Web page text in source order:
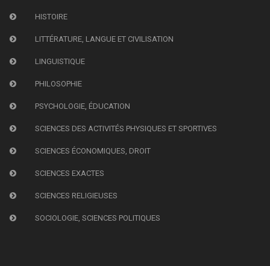
HISTOIRE
LITTÉRATURE, LANGUE ET CIVILISATION
LINGUISTIQUE
PHILOSOPHIE
PSYCHOLOGIE, ÉDUCATION
SCIENCES DES ACTIVITÉS PHYSIQUES ET SPORTIVES
SCIENCES ÉCONOMIQUES, DROIT
SCIENCES EXACTES
SCIENCES RELIGIEUSES
SOCIOLOGIE, SCIENCES POLITIQUES